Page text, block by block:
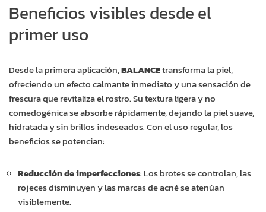
Beneficios visibles desde el
primer uso
Desde la primera aplicación,BALANCEtransforma la piel,
ofreciendo un efecto calmante inmediato y una sensación de
frescura que revitaliza el rostro. Su textura ligera y no
comedogénica se absorbe rápidamente, dejando la piel suave,
hidratada y sin brillos indeseados. Con el uso regular, los
beneficios se potencian:
Reducción de imperfecciones: Los brotes se controlan, las
rojeces disminuyen y las marcas de acné se atenúan
visiblemente.